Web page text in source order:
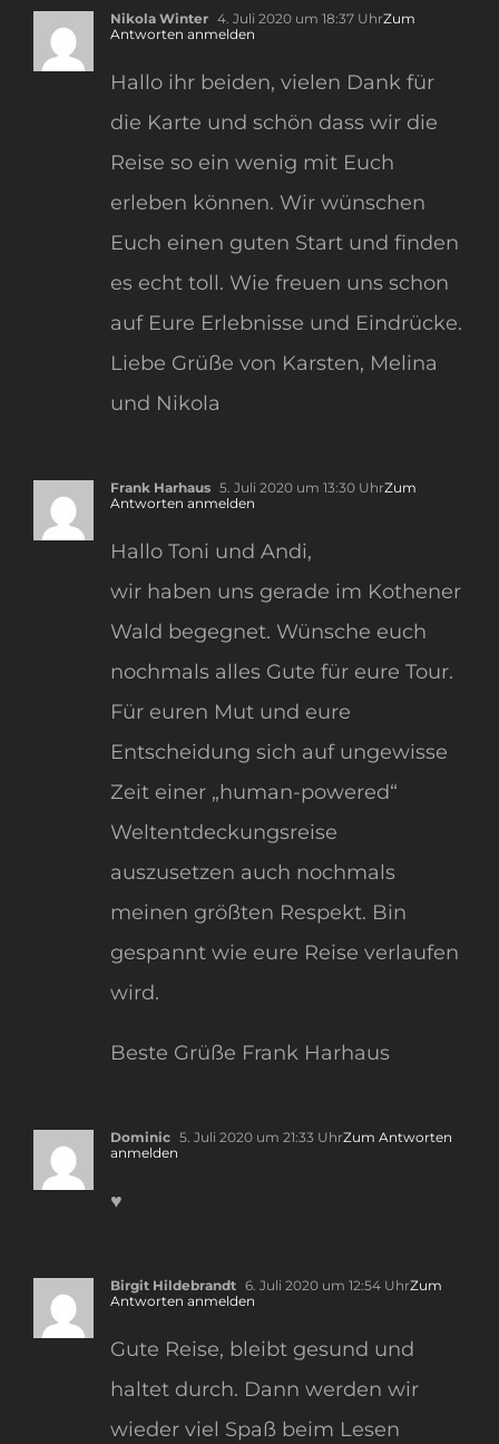
Nikola Winter 4. Juli 2020 um 18:37 UhrZum
Antworten anmelden
Hallo ihr beiden, vielen Dank für
die Karte und schön dass wir die
Reise so ein wenig mit Euch
erleben können. Wir wünschen
Euch einen guten Start und finden
es echt toll. Wie freuen uns schon
auf Eure Erlebnisse und Eindrücke.
Liebe Grüße von Karsten, Melina
und Nikola
Frank Harhaus 5. Juli 2020 um 13:30 UhrZum
Antworten anmelden
Hallo Toni und Andi,
wir haben uns gerade im Kothener
Wald begegnet. Wünsche euch
nochmals alles Gute für eure Tour.
Für euren Mut und eure
Entscheidung sich auf ungewisse
Zeit einer „human-powered“
Weltentdeckungsreise
auszusetzen auch nochmals
meinen größten Respekt. Bin
gespannt wie eure Reise verlaufen
wird.
Beste Grüße Frank Harhaus
Dominic 5. Juli 2020 um 21:33 UhrZum Antworten
anmelden
♥️
Birgit Hildebrandt 6. Juli 2020 um 12:54 UhrZum
Antworten anmelden
Gute Reise, bleibt gesund und
haltet durch. Dann werden wir
wieder viel Spaß beim Lesen